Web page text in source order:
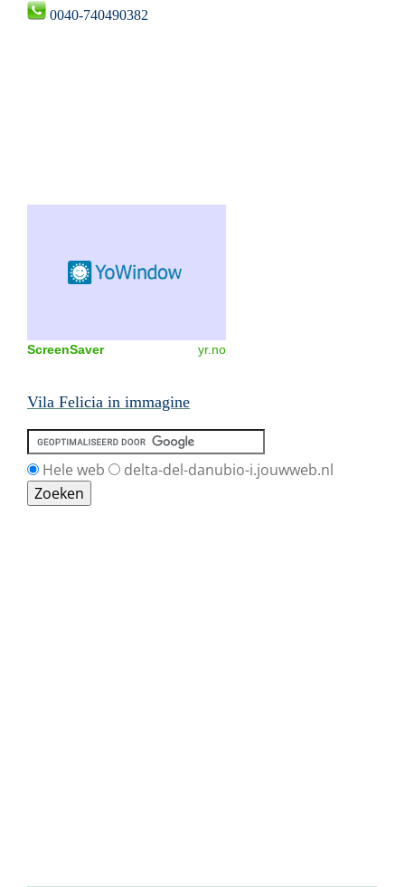
0040-740490382
ScreenSaver yr.no
Vila Felicia in immagine
Hele web delta-del-danubio-i.jouwweb.nl